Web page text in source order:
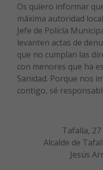
Os quiero informar
máxima autoridad
Jefe de Policía
levanten actas de
que no cumplan las
con menores que ha
Sanidad. Porque nos
contigo, sé
Tafalla,
Alcalde de
Jesús